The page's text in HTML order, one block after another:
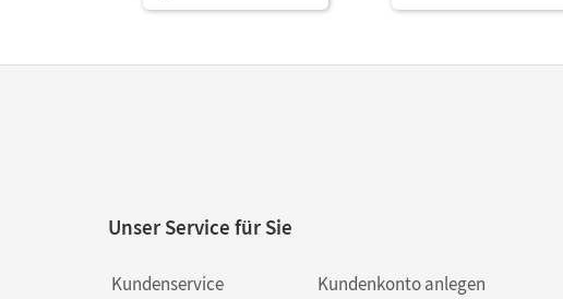
Unser Service für Sie
Kundenservice
Kundenkonto anlegen